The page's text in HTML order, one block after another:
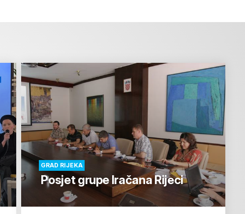
GRAD RIJEKA
Posjet grupe Iračana Rijeci